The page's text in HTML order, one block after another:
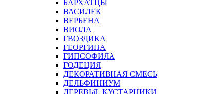
БАРХАТЦЫ
ВАСИЛЕК
ВЕРБЕНА
ВИОЛА
ГВОЗДИКА
ГЕОРГИНА
ГИПСОФИЛА
ГОДЕЦИЯ
ДЕКОРАТИВНАЯ СМЕСЬ
ДЕЛЬФИНИУМ
ДЕРЕВЬЯ, КУСТАРНИКИ